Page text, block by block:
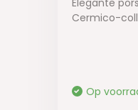
Elegante
Cermico-
Op